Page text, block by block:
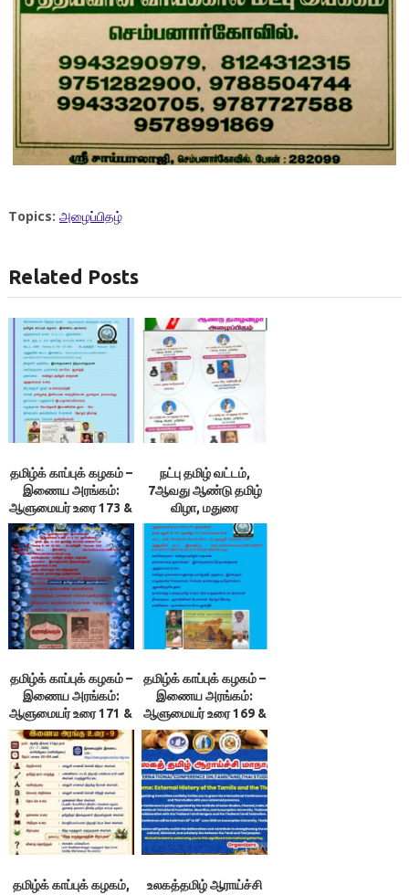
Topics: அழைப்பிதழ்
Related Posts
தமிழ்க் காப்புக் கழகம் –
இணைய அரங்கம்:
ஆளுமையர் உரை 173 &
174 ; நூலரங்கம்
நட்பு தமிழ் வட்டம்,
7ஆவது ஆண்டு தமிழ்
விழா, மதுரை
தமிழ்க் காப்புக் கழகம் –
இணைய அரங்கம்:
ஆளுமையர் உரை 171 &
172 ; நூலரங்கம்
தமிழ்க் காப்புக் கழகம் –
இணைய அரங்கம்:
ஆளுமையர் உரை 169 &
170 ; நூலரங்கம்
தமிழ்க் காப்புக் கழகம்,
உலகத்தமிழ் ஆராய்ச்சி